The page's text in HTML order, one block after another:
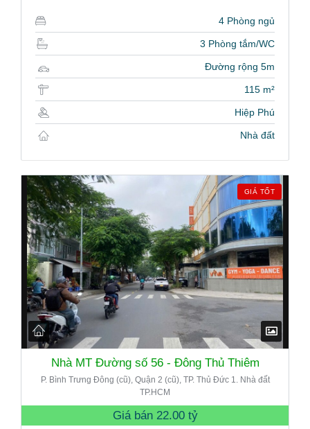
4 Phòng ngủ
3 Phòng tắm/WC
Đường rộng 5m
115 m²
Hiệp Phú
Nhà đất
GIÁ TỐT
Nhà MT Đường số 56 - Đông Thủ Thiêm
P. Bình Trưng Đông (cũ), Quận 2 (cũ), TP. Thủ Đức 1. Nhà đất
TP.HCM
Giá bán 22.00 tỷ